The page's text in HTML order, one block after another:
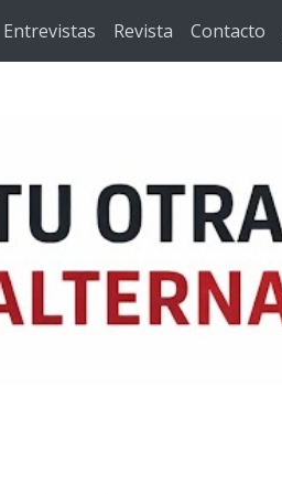
Entrevistas Revista Contacto